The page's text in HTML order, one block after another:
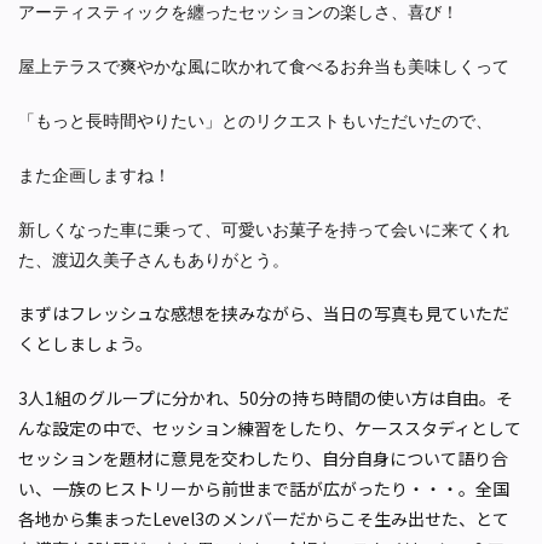
アーティスティックを纏ったセッションの楽しさ、喜び！
屋上テラスで爽やかな風に吹かれて食べるお弁当も美味しくって
「もっと長時間やりたい」とのリクエストもいただいたので、
また企画しますね！
新しくなった車に乗って、可愛いお菓子を持って会いに来てくれ
た、渡辺久美子さんもありがとう。
まずはフレッシュな感想を挟みながら、当日の写真も見ていただ
くとしましょう。
3人1組のグループに分かれ、50分の持ち時間の使い方は自由。そ
んな設定の中で、セッション練習をしたり、ケーススタディとして
セッションを題材に意見を交わしたり、自分自身について語り合
い、一族のヒストリーから前世まで話が広がったり・・・。全国
各地から集まったLevel3のメンバーだからこそ生み出せた、とて